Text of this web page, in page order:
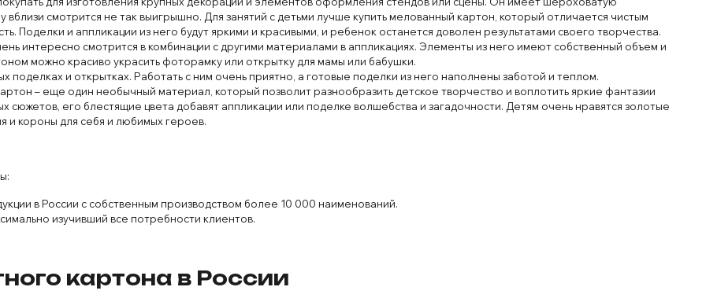
смотрится не так выигрышно. Для занятий с детьми лучше купить мелованный картон, который отличается чистым
Поделки и аппликации из него будут яркими и красивыми, и ребенок останется доволен результатами своего творчества.
интересно смотрится в комбинации с другими материалами в аппликациях. Элементы из него имеют собственный объем и
можно красиво украсить фоторамку или открытку для мамы или бабушки.
поделках и открытках. Работать с ним очень приятно, а готовые поделки из него наполнены заботой и теплом.
– еще один необычный материал, который позволит разнообразить детское творчество и воплотить яркие фантазии
сюжетов, его блестящие цвета добавят аппликации или поделке волшебства и загадочности. Детям очень нравятся золотые
и короны для себя и любимых героев.
в России с собственным производством более 10 000 наименований.
изучивший все потребности клиентов.
картона в России